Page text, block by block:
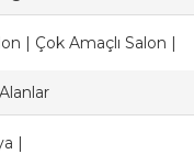
| Çok Amaçlı Salon |
|